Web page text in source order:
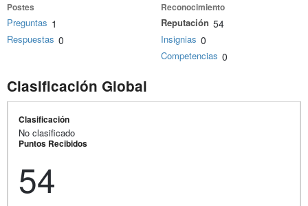
Postes
Preguntas 1
Respuestas 0
Reconocimiento
Reputación 54
Insignias 0
Competencias 0
Clasificación Global
Clasificación
No clasificado
Puntos Recibidos
54